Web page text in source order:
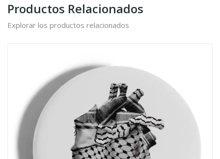
Productos Relacionados
Explorar los productos relacionados